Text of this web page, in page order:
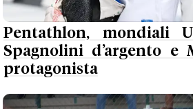
Pentathlon, mondiali
Spagnolini d’argento e
protagonista